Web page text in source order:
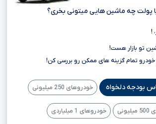
پولت چه ماشین هایی میتونی بخری؟
!
خودرو تمام گزینه های ممکن رو بررسی کن!
بودجه دلخواه خودروهای 250 میلیونی
خودروهای 1 میلیاردی